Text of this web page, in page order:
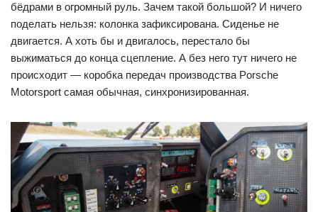
бёдрами в огромный руль. Зачем такой большой? И ничего
поделать нельзя: колонка зафиксирована. Сиденье не
двигается. А хоть бы и двигалось, перестало бы
выжиматься до конца сцепление. А без него тут ничего не
происходит — коробка передач производства Porsche
Motorsport самая обычная, синхронизированная.